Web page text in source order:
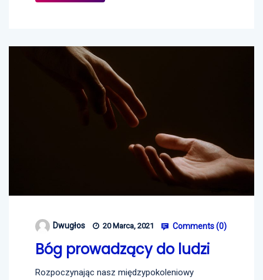
Dwugłos 20 Marca, 2021 Comments (0)
Bóg prowadzący do ludzi
Rozpoczynając nasz międzypokoleniowy